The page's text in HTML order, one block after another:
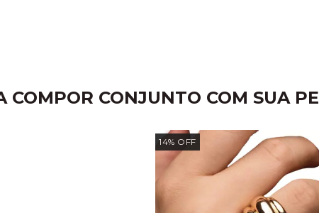
COMPOR CONJUNTO COM SUA
14% OFF